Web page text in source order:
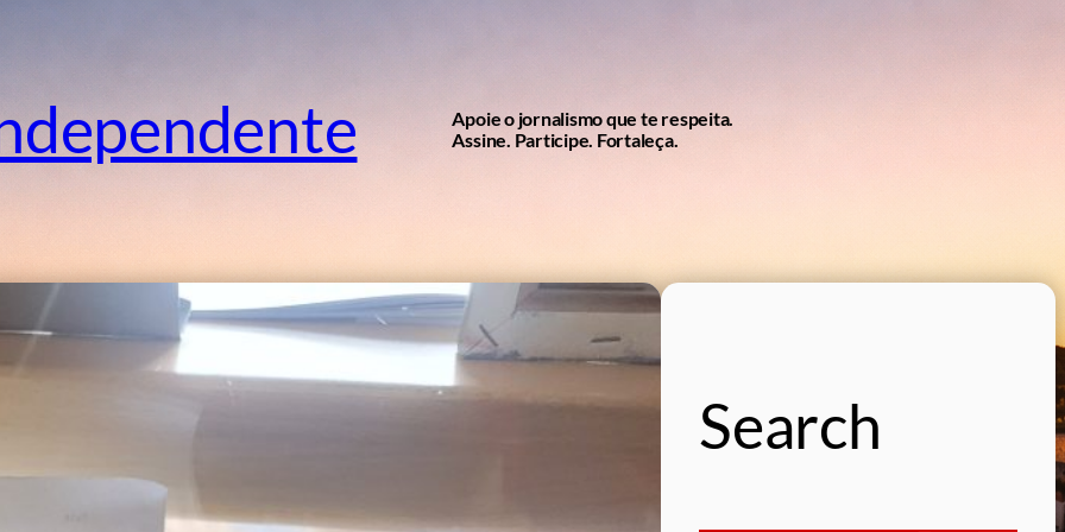
Apoie o jornalismo que te respeita.
Assine. Participe. Fortaleça.
Search